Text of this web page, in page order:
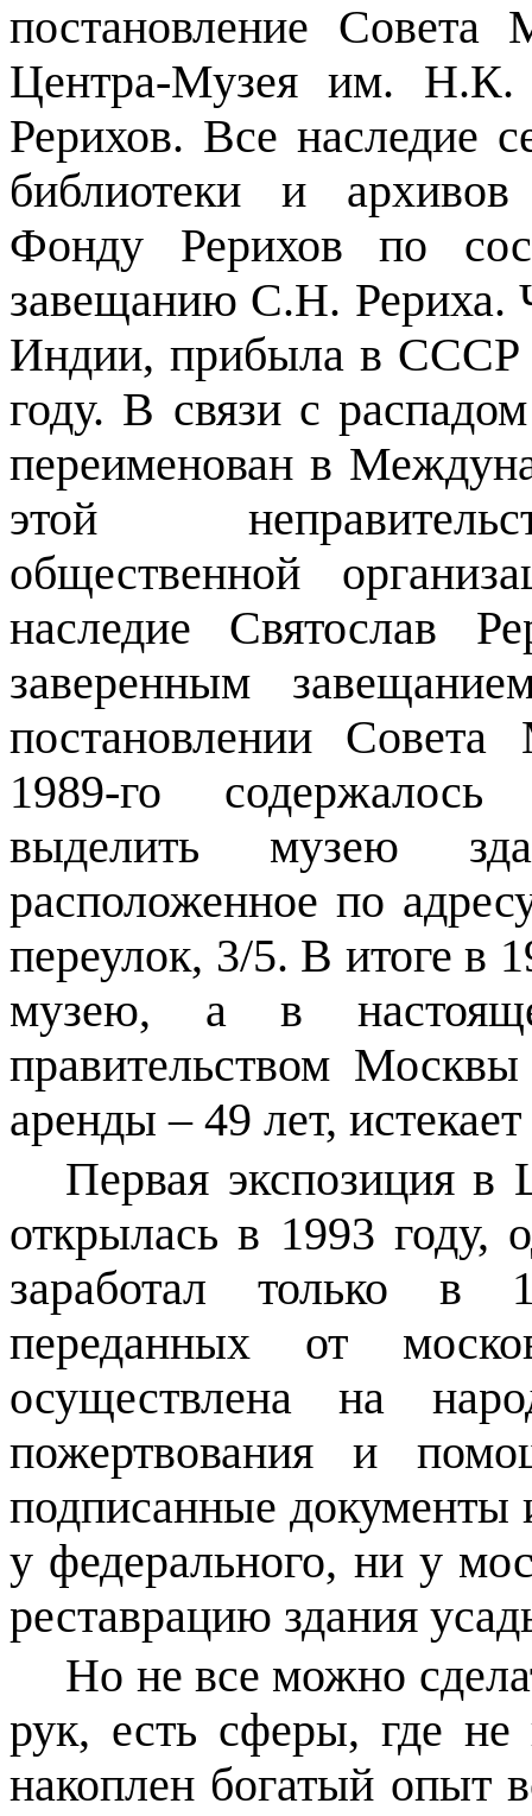
постановление
Центра-Музея им. Н.К.
Рерихов. Все наследие
библиотеки и
Фонду Рерихов по
завещанию С.Н. Рериха.
Индии, прибыла в СССР
году. В связи с
переименован в
этой
общественной
наследие Святослав
заверенным
постановлении
1989-го содержалось
выделить музею
расположенное по
переулок, 3/5. В итоге в
музею, а в
правительством
аренды – 49 лет,
Первая экспозиция
открылась в 1993
заработал только в
переданных от
осуществлена на
пожертвования и
подписанные документы
у федерального, ни у
реставрацию здания
Но не все можно
рук, есть сферы, где не
накоплен богатый опыт